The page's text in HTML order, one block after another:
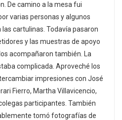
De camino a la mesa fui
varias personas y algunos
cartulinas. Todavía pasaron
y las muestras de apoyo
acompañaron también. La
complicada. Aproveché los
impresiones con José
Fierro, Martha Villavicencio,
participantes. También
tomó fotografías de